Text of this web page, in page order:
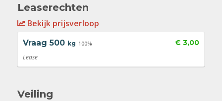
Leaserechten
Bekijk prijsverloop
Vraag 500 kg 100% € 3,00
Lease
Veiling